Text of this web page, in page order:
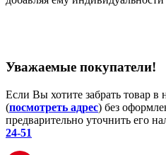
Уважаемые покупатели!
Если Вы хотите забрать товар
(посмотреть адрес) без
предварительно уточнить его
24-51